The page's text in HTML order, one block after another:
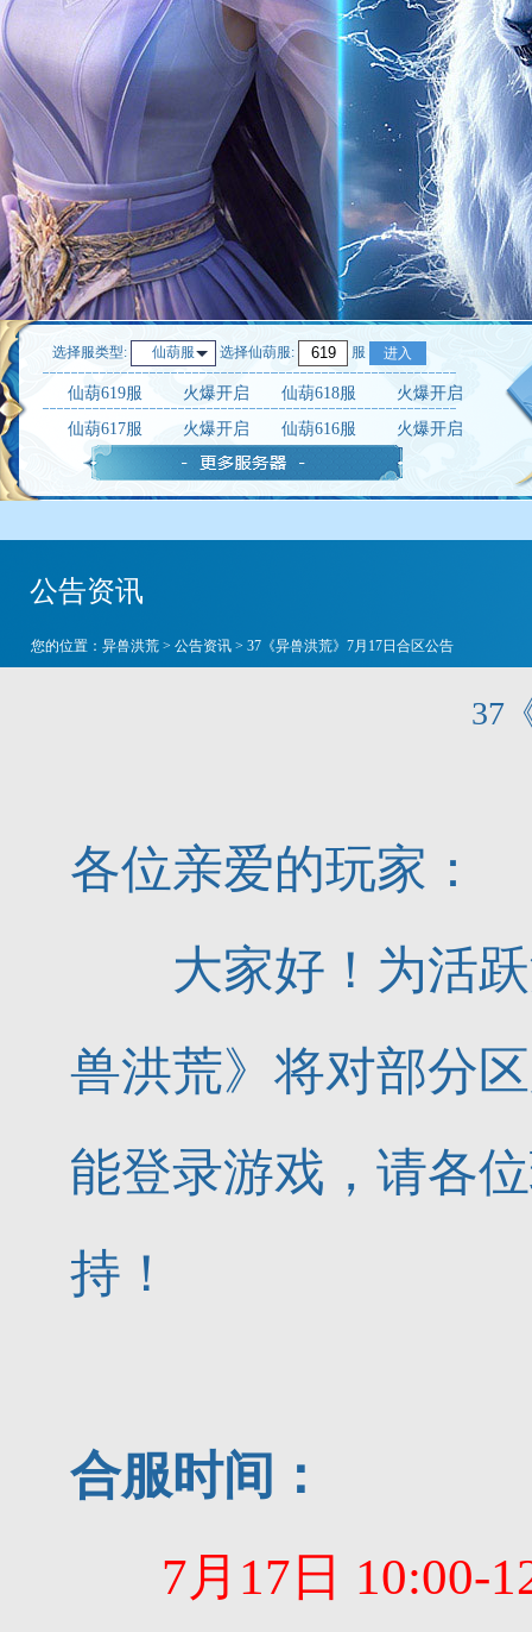
选择服类型: 仙葫服 选择仙葫服: 服 进入
仙葫619服 火爆开启 仙葫618服
火爆开启
仙葫617服
火爆开启 仙葫616服 火爆开启
公告资讯
您的位置： 异兽洪荒 > 公告资讯 > 37《异兽洪荒》7月17日合区公告
37
各位亲爱的玩家：
大家好！为活跃
兽洪荒》将对部分
能登录游戏，请各
持！
合服时间：
7月17 日 10:00-